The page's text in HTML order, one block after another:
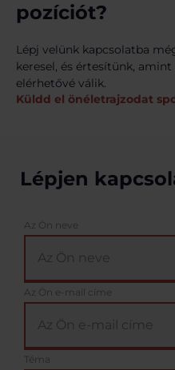
pozíciót?
Lépj velünk kapcsolatba
keresel, és értesítünk,
elérhetővé válik.
Küldd el önéletrajzodat
Lépjen
Az Ön neve
Az Ön e-mail címe
Téma